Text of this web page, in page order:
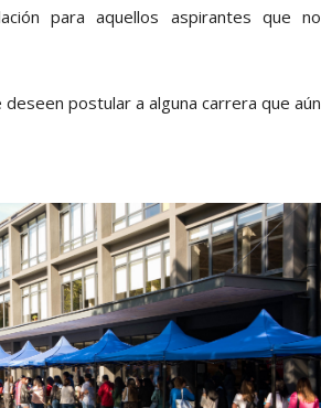
para aquellos aspirantes que no
postular a alguna carrera que aún